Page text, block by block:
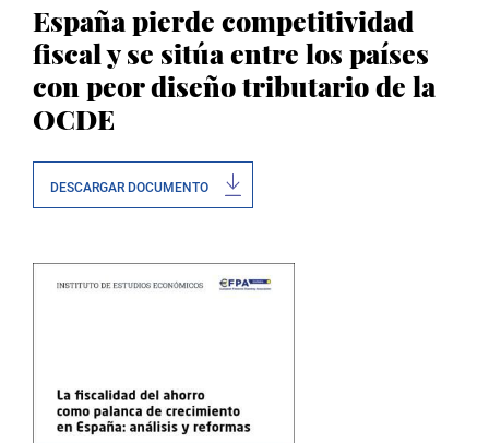
España pierde competitividad
fiscal y se sitúa entre los países
con peor diseño tributario de la
OCDE
DESCARGAR DOCUMENTO